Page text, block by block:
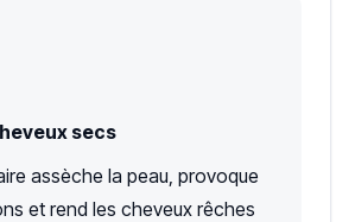
secs
assèche la peau, provoque
et rend les cheveux rêches